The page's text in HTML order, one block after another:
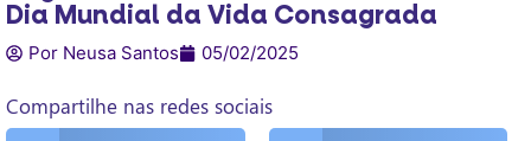
Dia Mundial da Vida Consagrada
Por Neusa Santos 05/02/2025
Compartilhe nas redes sociais